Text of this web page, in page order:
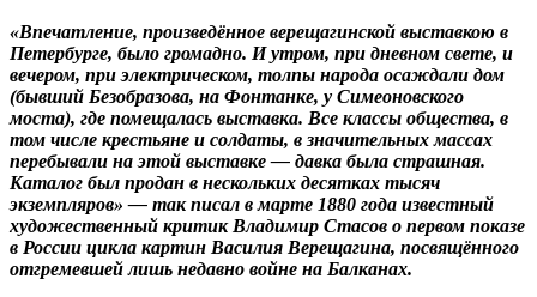
«Впечатление, произведённое верещагинской выставкою в
Петербурге, было громадно. И утром, при дневном свете, и
вечером, при электрическом, толпы народа осаждали дом
(бывший Безобразова, на Фонтанке, у Симеоновского
моста), где помещалась выставка. Все классы общества, в
том числе крестьяне и солдаты, в значительных массах
перебывали на этой выставке — давка была страшная.
Каталог был продан в нескольких десятках тысяч
экземпляров» — так писал в марте 1880 года известный
художественный критик Владимир Стасов о первом показе
в России цикла картин Василия Верещагина, посвящённого
отгремевшей лишь недавно войне на Балканах.